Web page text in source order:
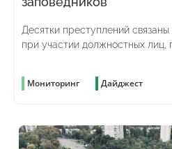
Десятки преступлений
при участии должностных
Мониторинг Дайджест